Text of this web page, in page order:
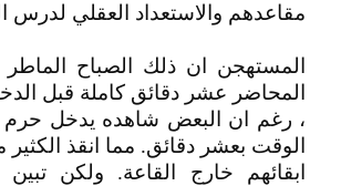
مقاعدهم والاستعداد العقلي لدرس
المستهجن ان ذلك الصباح الماطر
المحاضر عشر دقائق كاملة قبل
، رغم ان البعض شاهده يدخل حرم
الوقت بعشر دقائق. مما انقذ
ابقائهم خارج القاعة. ولكن